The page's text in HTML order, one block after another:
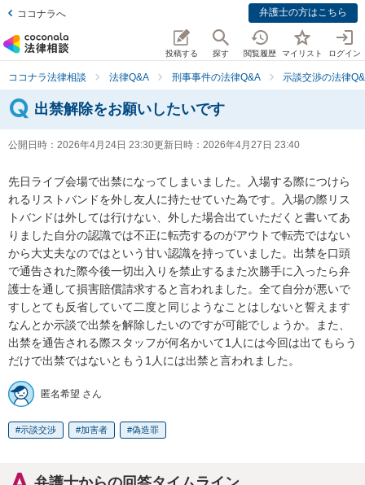
ココナラへ 弁護士の方はこちら
投稿する 探す 閲覧履歴 マイリスト ログイン
ココナラ法律相談 法律Q&A 刑事事件の法律Q&A 示談交渉の法律
出禁解除をお願いしたいです
公開日時： 2026年4月24日 23:30更新日時： 2026年4月27日 23:40
先日ライブ会場で出禁になってしまいました。入場する際につけら
れるリストバンドを外し友人に持たせていた為です。入場の際リス
トバンドは外しては行けない、外した場合出ていただくと書いてあ
りました自分の認識では不正に転売するのがアウトで転売ではない
から大丈夫なのではという甘い認識を持っていました。出禁を口頭
で通告された際今後一切出入りを禁止するまた次勝手に入ったら弁
護士を通して損害賠償請求すると言われました。全て自分が悪いで
すしとても反省していて二度と同じようなことはしないと誓えます
なんとか示談で出禁を解除したいのですが可能でしょうか。また、
出禁を通告される際スタッフが何名かいて1人には今回は出てもらう
だけで出禁ではないともう1人には出禁と言われました。
匿名希望 さん
示談交渉 加害者 偽造罪